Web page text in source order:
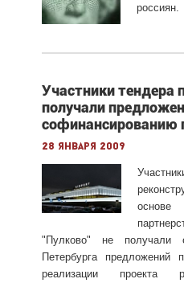
россиян.
Участники тендера
получали
софинансированию
28 января 2009
основе
"Пулково" не получали
Петербурга предложений
реализации проекта